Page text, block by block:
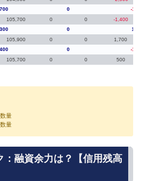
0
-
105,700 0 0 -1,400
0
105,900 0 0 1,700
0
-
105,700 0 0 500
量
量
：融資余力は？【信用残高